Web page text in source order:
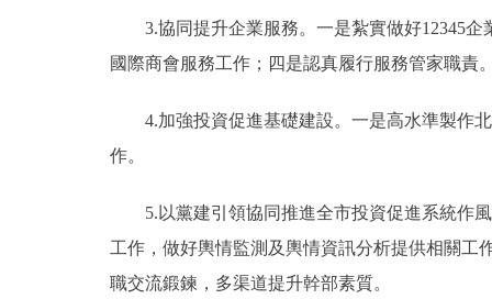
3.協同提升企業服務。一是紮實做好12345企
國際商會服務工作；四是認真履行服務管家職責
4.加強投資促進基礎建設。一是高水準製作北
作。
5.以黨建引領協同推進全市投資促進系統作風
工作，做好輿情監測及輿情資訊分析提供相關工
職交流鍛鍊，多渠道提升幹部素質。